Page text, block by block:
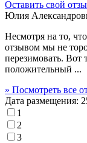
Оставить свой
Юлия
Несмотря на то,
отзывом мы не
перезимовать. Вот
положительный ...
» Посмотреть все
Дата размещения:
1
2
3